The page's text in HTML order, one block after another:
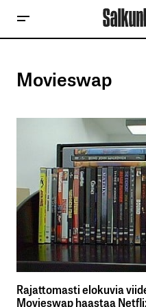
Movieswap
Rajattomasti elokuvia
Movieswap haastaa